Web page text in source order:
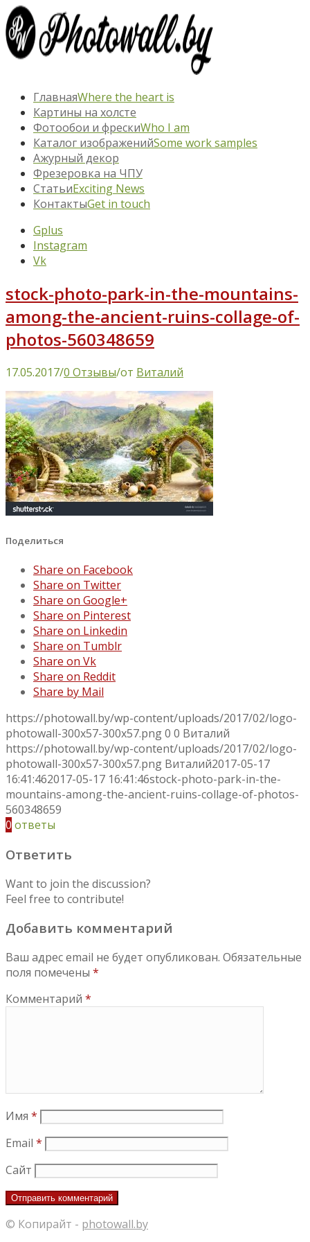
ГлавнаяWhere the heart is
Картины на холсте
Фотообои и фрескиWho I am
Каталог изображенийSome work samples
Ажурный декор
Фрезеровка на ЧПУ
СтатьиExciting News
КонтактыGet in touch
Gplus
Instagram
Vk
stock-photo-park-in-the-mountains-
among-the-ancient-ruins-collage-of-
photos-560348659
17.05.2017/0 Отзывы/от Виталий
Поделиться
Share on Facebook
Share on Twitter
Share on Google+
Share on Pinterest
Share on Linkedin
Share on Tumblr
Share on Vk
Share on Reddit
Share by Mail
https://photowall.by/wp-content/uploads/2017/02/logo-
photowall-300x57-300x57.png0 0 Виталий
https://photowall.by/wp-content/uploads/2017/02/logo-
photowall-300x57-300x57.png Виталий2017-05-17
16:41:462017-05-17 16:41:46stock-photo-park-in-the-
mountains-among-the-ancient-ruins-collage-of-photos-
560348659
0 ответы
Ответить
Want to join the discussion?
Feel free to contribute!
Добавить комментарий
Ваш адрес email не будет опубликован. Обязательные
поля помечены *
Комментарий *
Имя *
Email *
Сайт
© Копирайт - photowall.by